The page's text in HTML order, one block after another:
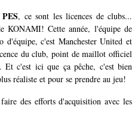
PES, ce sont les licences de clubs...
KONAMI! Cette année, l'équipe de
c'est Manchester United et
du club, point de maillot officiel
c'est ici que ça pêche, c'est bien
réaliste et pour se prendre au jeu!
des efforts d'acquisition avec les